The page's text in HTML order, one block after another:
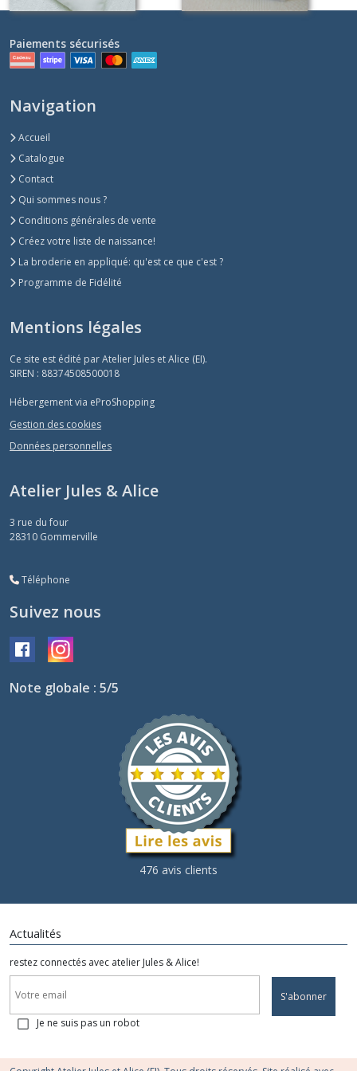
Paiements sécurisés
Navigation
Accueil
Catalogue
Contact
Qui sommes nous ?
Conditions générales de vente
Créez votre liste de naissance!
La broderie en appliqué: qu'est ce que c'est ?
Programme de Fidélité
Mentions légales
Ce site est édité par Atelier Jules et Alice (EI).
SIREN : 88374508500018
Hébergement via eProShopping
Gestion des cookies
Données personnelles
Atelier Jules & Alice
3 rue du four
28310 Gommerville
Téléphone
Suivez nous
Note globale : 5/5
476 avis clients
Actualités
restez connectés avec atelier Jules & Alice!
S'abonner
Je ne suis pas un robot